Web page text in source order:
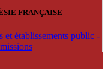
FRANÇAISE
et établissements public -